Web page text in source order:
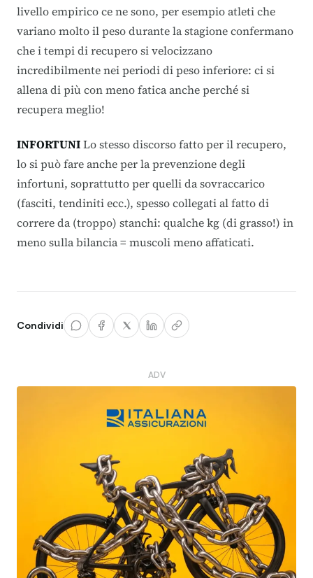
livello empirico ce ne sono, per esempio atleti che
variano molto il peso durante la stagione confermano
che i tempi di recupero si velocizzano
incredibilmente nei periodi di peso inferiore: ci si
allena di più con meno fatica anche perché si
recupera meglio!
INFORTUNILo stesso discorso fatto per il recupero,
lo si può fare anche per la prevenzione degli
infortuni, soprattutto per quelli da sovraccarico
(fasciti, tendiniti ecc.), spesso collegati al fatto di
correre da (troppo) stanchi: qualche kg (di grasso!) in
meno sulla bilancia = muscoli meno affaticati.
Condividi
ADV